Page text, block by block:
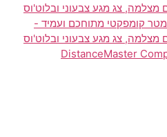
מד טווח לייזר 100 מטר קומפקטי מתוחכם ועמיד -